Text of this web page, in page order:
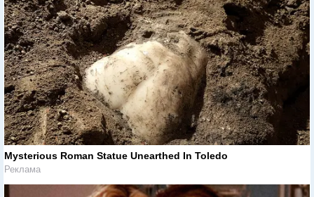
Mysterious Roman Statue Unearthed In Toledo
Реклама